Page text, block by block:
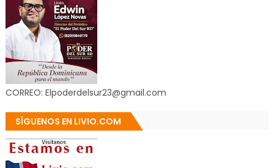
CORREO: Elpoderdelsur23@gmail.com
SÍGUENOS EN LIVIO.COM